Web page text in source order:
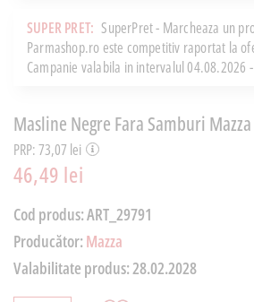
SUPER PRET: SuperPret - Marcheaza un
Parmashop.ro este competitiv raportat la
Campanie valabila in intervalul 04.08.2026
Masline Negre Fara Samburi
PRP: 73,07 lei
46,49 lei
Cod produs:ART_29791
Producător: Mazza
Valabilitate produs:28.02.2028